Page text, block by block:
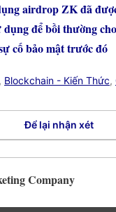
airdrop ZK đã
để bồi thường
cố bảo mật trước đó
, Blockchain - Kiến Thức,
Để lại nhận xét
Company